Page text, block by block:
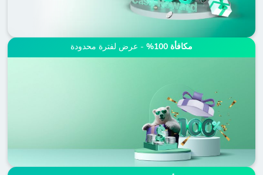
مكافأة 100% - عرض لفترة محدودة